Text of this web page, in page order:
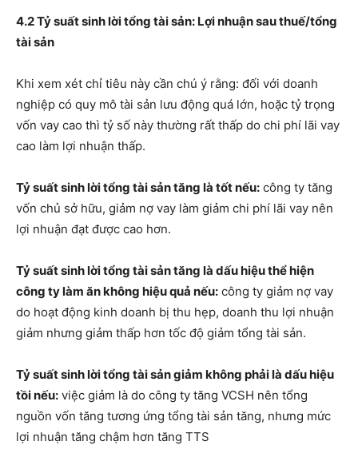
4.2 Tỷ suất sinh lời tổng tài sản: Lợi nhuận sau thuế/tổng
tài sản
Khi xem xét chỉ tiêu này cần chú ý rằng: đối với doanh
nghiệp có quy mô tài sản lưu động quá lớn, hoặc tỷ trọng
vốn vay cao thì tỷ số này thường rất thấp do chi phí lãi vay
cao làm lợi nhuận thấp.
Tỷ suất sinh lời tổng tài sản tăng là tốt nếu: công ty tăng
vốn chủ sở hữu, giảm nợ vay làm giảm chi phí lãi vay nên
lợi nhuận đạt được cao hơn.
Tỷ suất sinh lời tổng tài sản tăng là dấu hiệu thể hiện
công ty làm ăn không hiệu quả nếu: công ty giảm nợ vay
do hoạt động kinh doanh bị thu hẹp, doanh thu lợi nhuận
giảm nhưng giảm thấp hơn tốc độ giảm tổng tài sản.
Tỷ suất sinh lời tổng tài sản giảm không phải là dấu hiệu
tồi nếu: việc giảm là do công ty tăng VCSH nên tổng
nguồn vốn tăng tương ứng tổng tài sản tăng, nhưng mức
lợi nhuận tăng chậm hơn tăng TTS